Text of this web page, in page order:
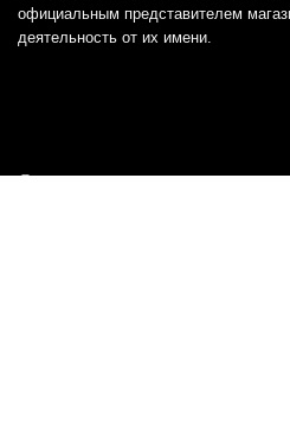
официальным представителем
деятельность от их имени.
Отказ от ответственности